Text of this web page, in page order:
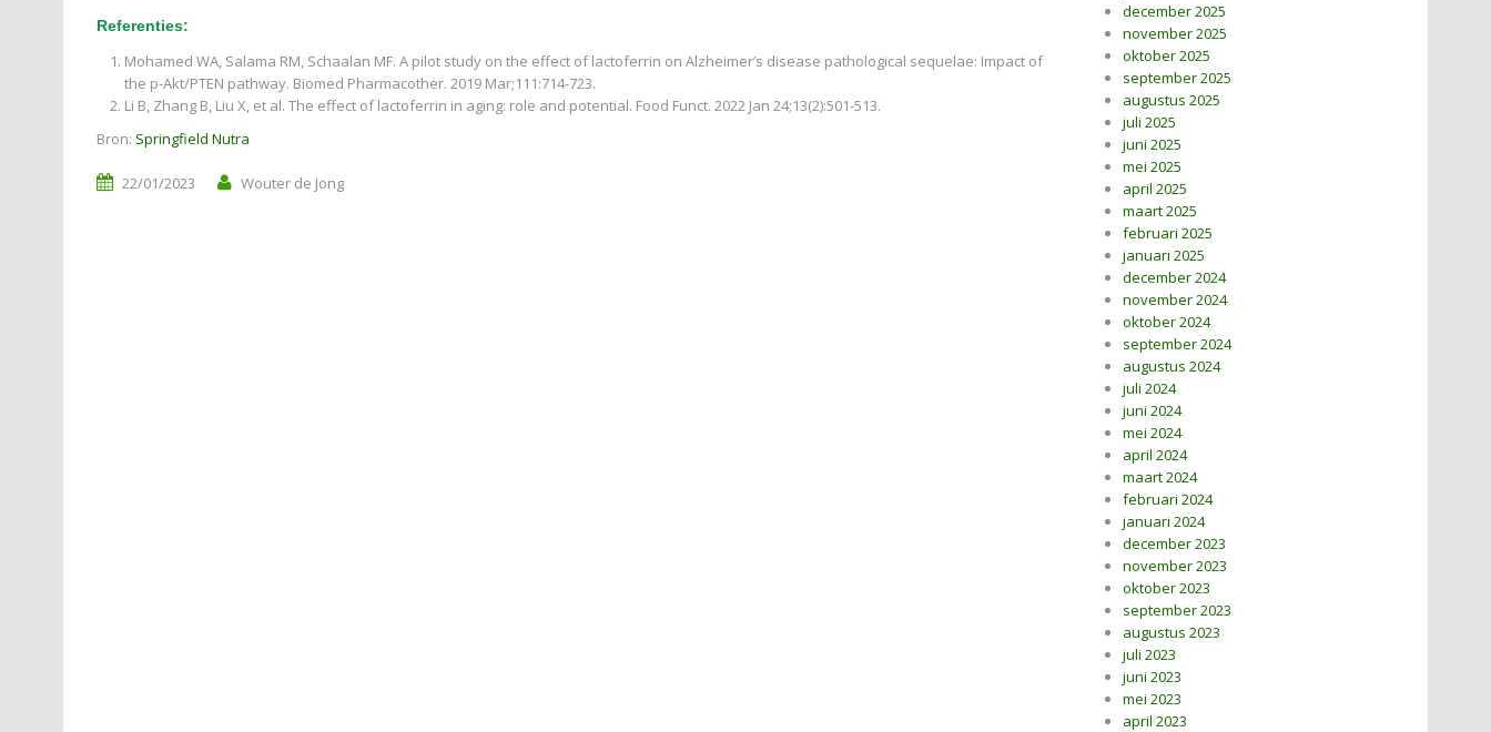
Referenties:
Mohamed WA, Salama RM, Schaalan MF. A pilot study on the effect of lactoferrin on Alzheimer’s disease pathological sequelae: Impact of
the p-Akt/PTEN pathway. Biomed Pharmacother. 2019 Mar;111:714-723.
Li B, Zhang B, Liu X, et al. The effect of lactoferrin in aging: role and potential. Food Funct. 2022 Jan 24;13(2):501-513.
Bron: Springfield Nutra
22/01/2023 Wouter de Jong
december 2025
november 2025
oktober 2025
september 2025
augustus 2025
juli 2025
juni 2025
mei 2025
april 2025
maart 2025
februari 2025
januari 2025
december 2024
november 2024
oktober 2024
september 2024
augustus 2024
juli 2024
juni 2024
mei 2024
april 2024
maart 2024
februari 2024
januari 2024
december 2023
november 2023
oktober 2023
september 2023
augustus 2023
juli 2023
juni 2023
mei 2023
april 2023